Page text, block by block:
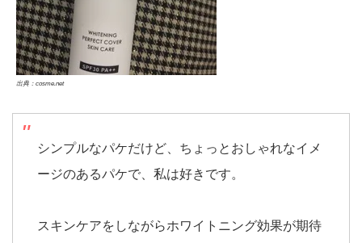
出典：cosme.net
シンプルなパケだけど、ちょっとおしゃれなイメ
ージのあるパケで、私は好きです。
スキンケアをしながらホワイトニング効果が期待